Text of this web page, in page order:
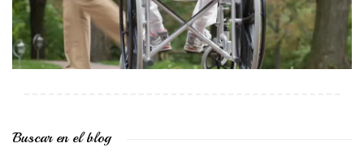
Buscar en el blog